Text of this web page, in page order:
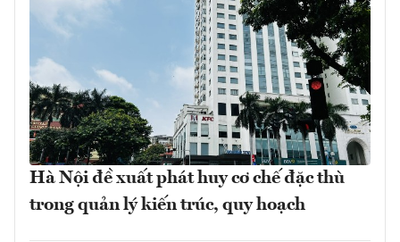
Hà Nội đề xuất phát huy cơ chế đặc thù
trong quản lý kiến trúc, quy hoạch